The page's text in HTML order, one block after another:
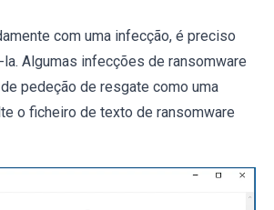
com uma infecção, é preciso
Algumas infecções de ransomware
pedeção de resgate como uma
o ficheiro de texto de ransomware